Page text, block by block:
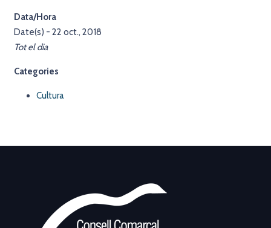
Data/Hora
Date(s) - 22 oct., 2018
Tot el dia
Categories
Cultura